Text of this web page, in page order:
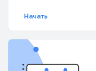
Начать